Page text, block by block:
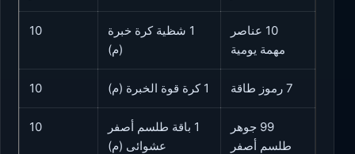
10 عناصر
مهمة يومية
1 شظية كرة خبرة
(م)
10
7 رموز طاقة 1 كرة قوة الخبرة (م) 10
99 جوهر
طلسم أصفر
1 باقة طلسم أصفر
عشوائى (م)
10